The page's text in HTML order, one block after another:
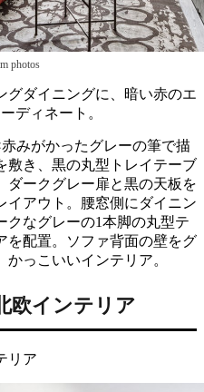
photos
グダイニングに、暗い赤のエ
ディネート。
みがかったグレーの筆で描
敷き、黒の丸型トレイテーブ
ダークグレー扉と黒の天板を
イアウト。腰窓側にダイニン
クなグレーの1本脚の丸型テ
を配置。ソファ背面の壁をグ
っこいいインテリア。
欧インテリア